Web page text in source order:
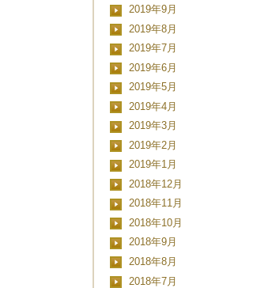
2019年9月
2019年8月
2019年7月
2019年6月
2019年5月
2019年4月
2019年3月
2019年2月
2019年1月
2018年12月
2018年11月
2018年10月
2018年9月
2018年8月
2018年7月
■■■日付■■■